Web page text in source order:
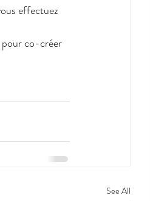
effectuez
pour co-créer
See All